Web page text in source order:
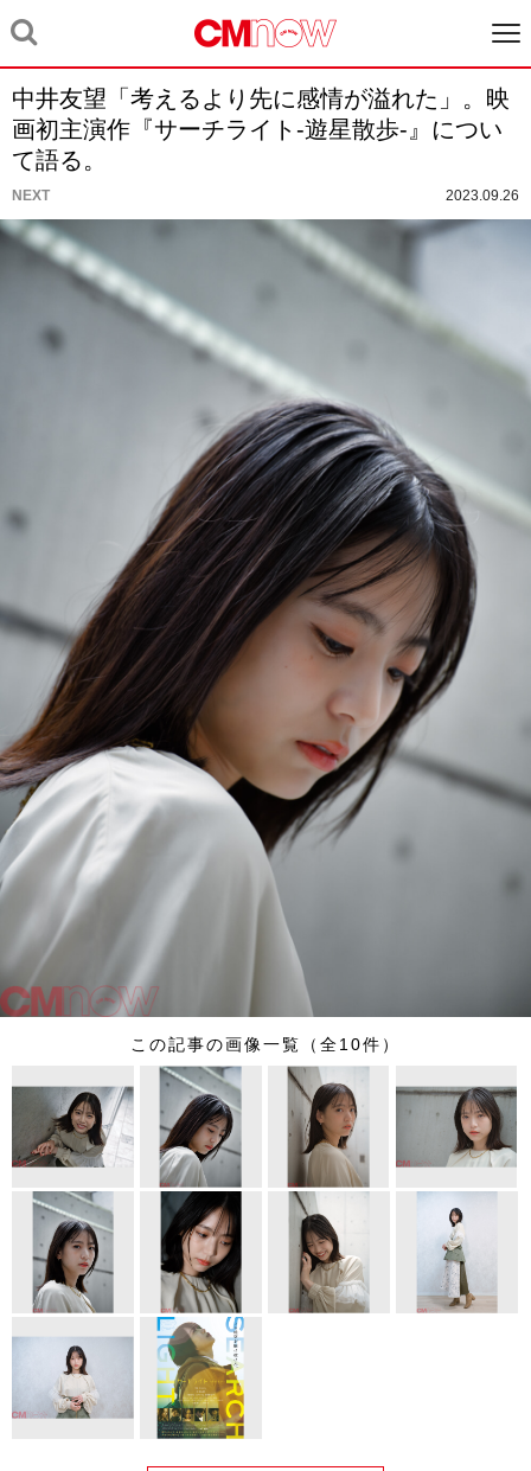
中井友望「考えるより先に感情が溢れた」。映
画初主演作『サーチライト-遊星散歩-』につい
て語る。
NEXT 2023.09.26
この記事の画像一覧（全10件）